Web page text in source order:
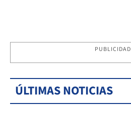
PUBLICIDAD
ÚLTIMAS NOTICIAS